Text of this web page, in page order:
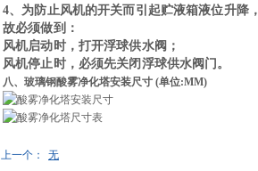
4、为防止风机的开关而引起贮液箱液位升降，
故必须做到：
风机启动时，打开浮球供水阀；
风机停止时，必须先关闭浮球供水阀门。
八、玻璃钢酸雾净化塔安装尺寸 (单位:MM)
上一个： 无